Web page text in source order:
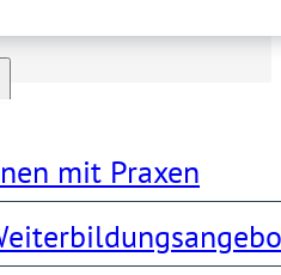
mit Praxen